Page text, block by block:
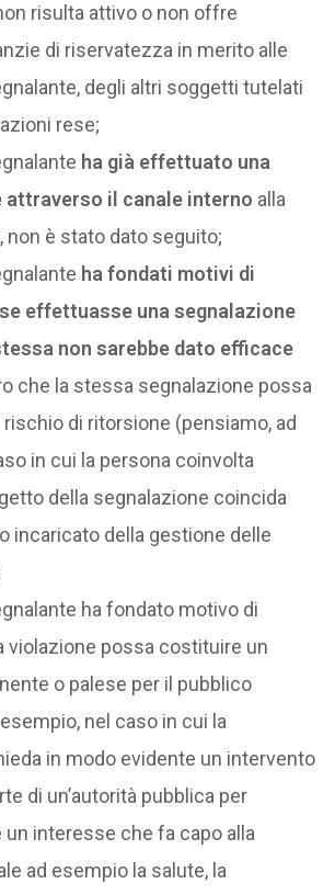
risulta attivo o non offre
di riservatezza in merito alle
degli altri soggetti tutelati
rese;
ha già effettuato una
attraverso il canale interno alla
non è stato dato seguito;
ha fondati motivi di
effettuasse una segnalazione
non sarebbe dato efficace
che la stessa segnalazione possa
di ritorsione (pensiamo, ad
in cui la persona coinvolta
della segnalazione coincida
incaricato della gestione delle
ha fondato motivo di
violazione possa costituire un
o palese per il pubblico
nel caso in cui la
in modo evidente un intervento
di un’autorità pubblica per
un interesse che fa capo alla
ad esempio la salute, la